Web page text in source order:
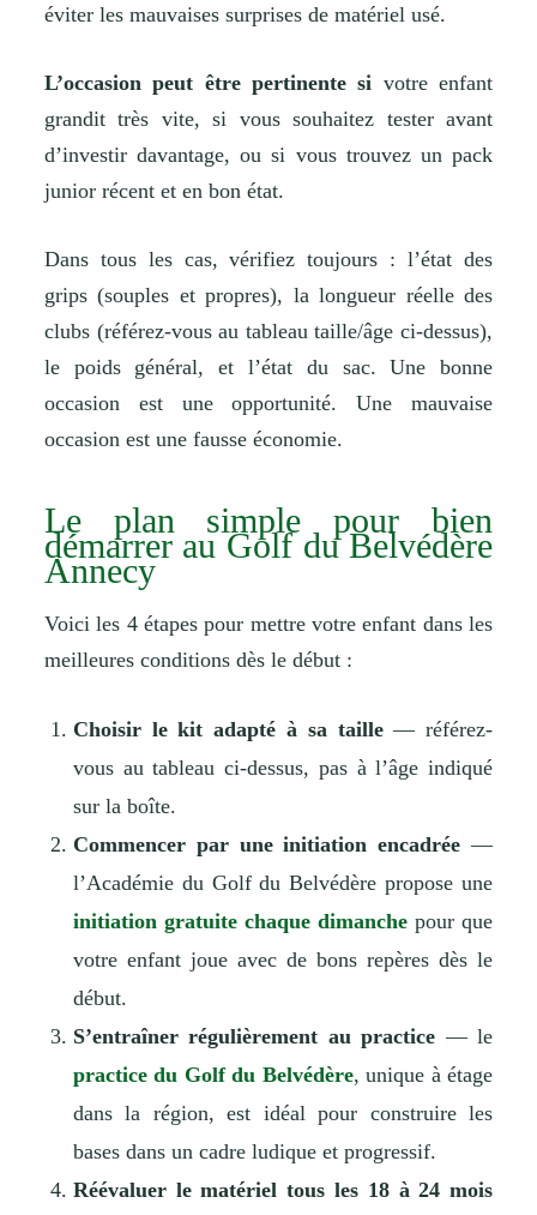
éviter les mauvaises surprises de matériel usé.
L’occasion peut être pertinente si votre enfant
grandit très vite, si vous souhaitez tester avant
d’investir davantage, ou si vous trouvez un pack
junior récent et en bon état.
Dans tous les cas, vérifiez toujours : l’état des
grips (souples et propres), la longueur réelle des
clubs (référez-vous au tableau taille/âge ci-dessus),
le poids général, et l’état du sac. Une bonne
occasion est une opportunité. Une mauvaise
occasion est une fausse économie.
Le plan simple pour bien
démarrer au Golf du Belvédère
Annecy
Voici les 4 étapes pour mettre votre enfant dans les
meilleures conditions dès le début :
Choisir le kit adapté à sa taille— référez-
vous au tableau ci-dessus, pas à l’âge indiqué
sur la boîte.
Commencer par une initiation encadrée —
l’Académie du Golf du Belvédère propose une
initiation gratuite chaque dimanche pour que
votre enfant joue avec de bons repères dès le
début.
S’entraîner régulièrement au practice — le
practice du Golf du Belvédère, unique à étage
dans la région, est idéal pour construire les
bases dans un cadre ludique et progressif.
Réévaluer le matériel tous les 18 à 24 mois